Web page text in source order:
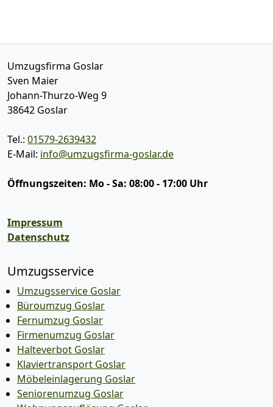
Umzugsfirma Goslar
Sven Maier
Johann-Thurzo-Weg 9
38642 Goslar
Tel.: 01579-2639432
E-Mail: info@umzugsfirma-goslar.de
Öffnungszeiten: Mo - Sa: 08:00 - 17:00 Uhr
Impressum
Datenschutz
Umzugsservice
Umzugsservice Goslar
Büroumzug Goslar
Fernumzug Goslar
Firmenumzug Goslar
Halteverbot Goslar
Klaviertransport Goslar
Möbeleinlagerung Goslar
Seniorenumzug Goslar